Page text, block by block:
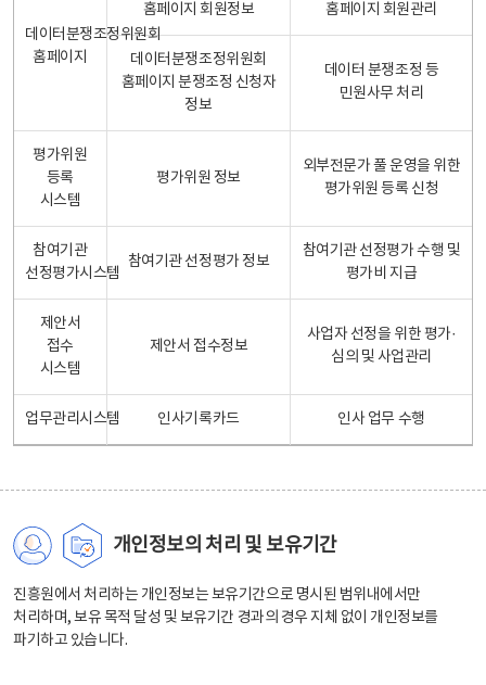
데이터분쟁조정위원회
홈페이지
홈페이지 회원정보
홈페이지 회원관리
데이터분쟁조정위원회
홈페이지 분쟁조정 신청자
정보
데이터 분쟁조정 등
민원사무 처리
평가위원
등록
시스템
평가위원 정보
외부전문가 풀 운영을 위한
평가위원 등록 신청
참여기관
선정평가시스템
참여기관 선정평가 정보
참여기관 선정평가 수행 및
평가비 지급
제안서
접수
시스템
제안서 접수정보
사업자 선정을 위한 평가·
심의 및 사업관리
업무관리시스템 인사기록카드 인사 업무 수행
개인정보의 처리 및 보유기간
진흥원에서 처리하는 개인정보는 보유기간으로 명시된 범위내에서만
처리하며, 보유 목적 달성 및 보유기간 경과의 경우 지체 없이 개인정보를
파기하고 있습니다.